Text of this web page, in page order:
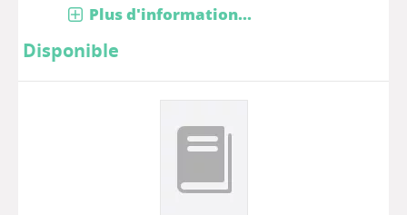
Plus d'information...
Disponible